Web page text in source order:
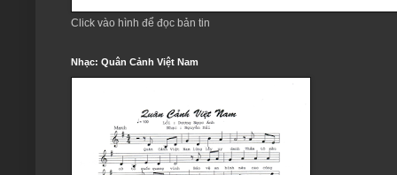
Click vào hình để đọc bản tin
Nhạc: Quân Cảnh Việt Nam